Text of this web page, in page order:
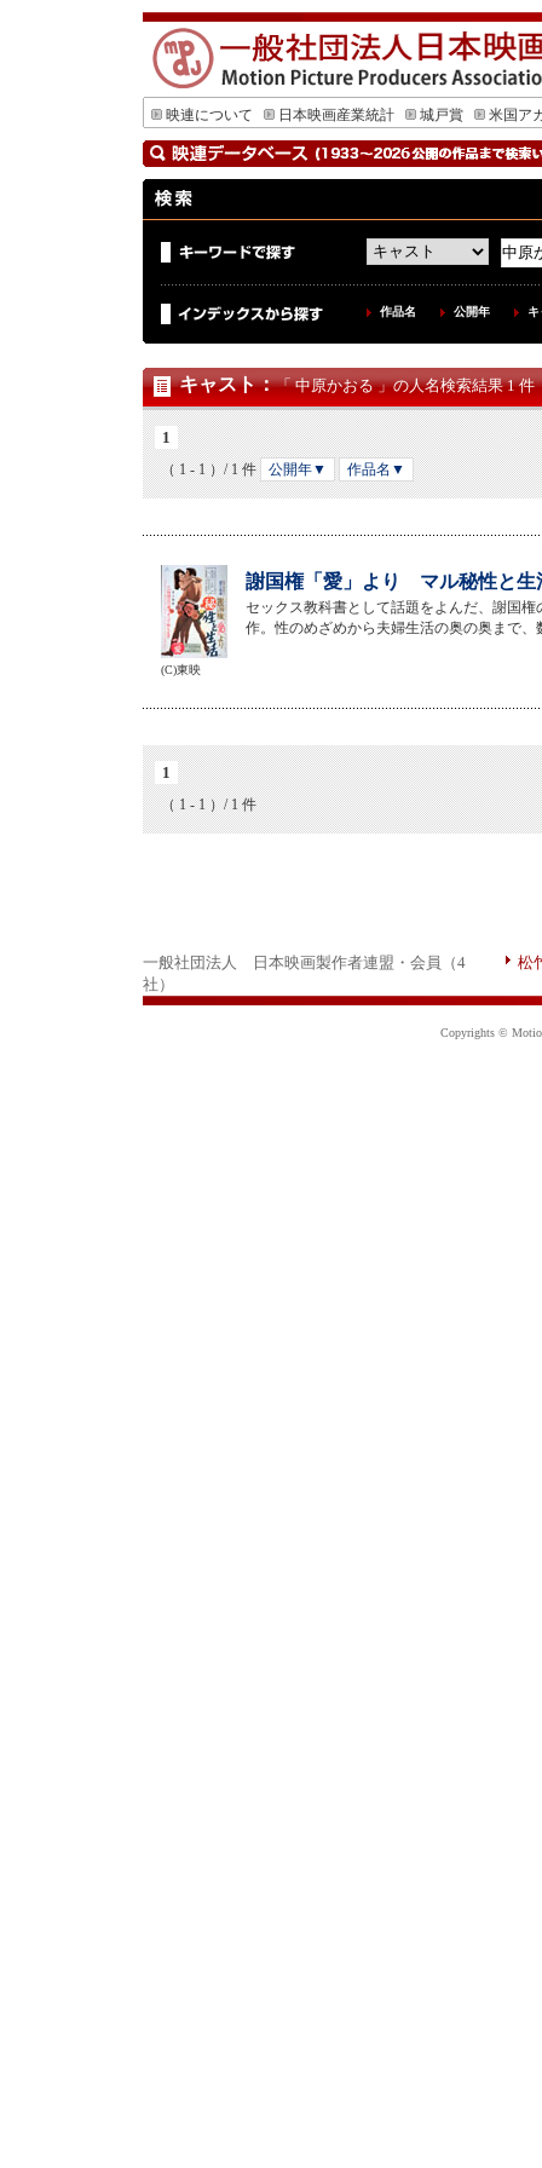
映連について 日本映画産業統計 城戸賞 米国ア
作品名 公開年
キャスト：「 中原かおる 」の人名検索結果 1 件
1
（ 1 - 1 ）/ 1 件 公開年▼ 作品名▼
謝国権「愛」より マル秘性と生
セックス教科書として話題をよんだ、謝国
作。性のめざめから夫婦生活の奥の奥まで
(C)東映
1
（ 1 - 1 ）/ 1 件
一般社団法人 日本映画製作者連盟・会員（4
社）
松
Copyrights ©